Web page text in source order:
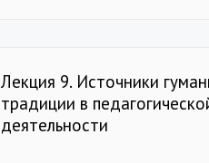
Лекция 9. Источники
традиции в
деятельности